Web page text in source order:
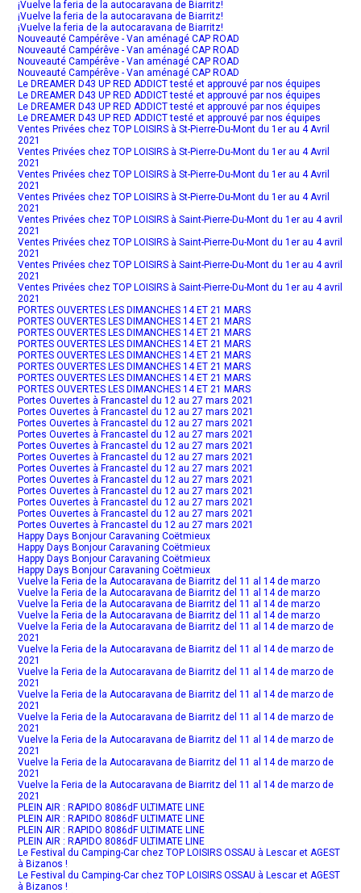
¡Vuelve la feria de la autocaravana de Biarritz!
¡Vuelve la feria de la autocaravana de Biarritz!
¡Vuelve la feria de la autocaravana de Biarritz!
Nouveauté Campérêve - Van aménagé CAP ROAD
Nouveauté Campérêve - Van aménagé CAP ROAD
Nouveauté Campérêve - Van aménagé CAP ROAD
Nouveauté Campérêve - Van aménagé CAP ROAD
Le DREAMER D43 UP RED ADDICT testé et approuvé par nos équipes
Le DREAMER D43 UP RED ADDICT testé et approuvé par nos équipes
Le DREAMER D43 UP RED ADDICT testé et approuvé par nos équipes
Le DREAMER D43 UP RED ADDICT testé et approuvé par nos équipes
Ventes Privées chez TOP LOISIRS à St-Pierre-Du-Mont du 1er au 4 Avril
2021
Ventes Privées chez TOP LOISIRS à St-Pierre-Du-Mont du 1er au 4 Avril
2021
Ventes Privées chez TOP LOISIRS à St-Pierre-Du-Mont du 1er au 4 Avril
2021
Ventes Privées chez TOP LOISIRS à St-Pierre-Du-Mont du 1er au 4 Avril
2021
Ventes Privées chez TOP LOISIRS à Saint-Pierre-Du-Mont du 1er au 4 avril
2021
Ventes Privées chez TOP LOISIRS à Saint-Pierre-Du-Mont du 1er au 4 avril
2021
Ventes Privées chez TOP LOISIRS à Saint-Pierre-Du-Mont du 1er au 4 avril
2021
Ventes Privées chez TOP LOISIRS à Saint-Pierre-Du-Mont du 1er au 4 avril
2021
PORTES OUVERTES LES DIMANCHES 14 ET 21 MARS
PORTES OUVERTES LES DIMANCHES 14 ET 21 MARS
PORTES OUVERTES LES DIMANCHES 14 ET 21 MARS
PORTES OUVERTES LES DIMANCHES 14 ET 21 MARS
PORTES OUVERTES LES DIMANCHES 14 ET 21 MARS
PORTES OUVERTES LES DIMANCHES 14 ET 21 MARS
PORTES OUVERTES LES DIMANCHES 14 ET 21 MARS
PORTES OUVERTES LES DIMANCHES 14 ET 21 MARS
Portes Ouvertes à Francastel du 12 au 27 mars 2021
Portes Ouvertes à Francastel du 12 au 27 mars 2021
Portes Ouvertes à Francastel du 12 au 27 mars 2021
Portes Ouvertes à Francastel du 12 au 27 mars 2021
Portes Ouvertes à Francastel du 12 au 27 mars 2021
Portes Ouvertes à Francastel du 12 au 27 mars 2021
Portes Ouvertes à Francastel du 12 au 27 mars 2021
Portes Ouvertes à Francastel du 12 au 27 mars 2021
Portes Ouvertes à Francastel du 12 au 27 mars 2021
Portes Ouvertes à Francastel du 12 au 27 mars 2021
Portes Ouvertes à Francastel du 12 au 27 mars 2021
Portes Ouvertes à Francastel du 12 au 27 mars 2021
Happy Days Bonjour Caravaning Coëtmieux
Happy Days Bonjour Caravaning Coëtmieux
Happy Days Bonjour Caravaning Coëtmieux
Happy Days Bonjour Caravaning Coëtmieux
Vuelve la Feria de la Autocaravana de Biarritz del 11 al 14 de marzo
Vuelve la Feria de la Autocaravana de Biarritz del 11 al 14 de marzo
Vuelve la Feria de la Autocaravana de Biarritz del 11 al 14 de marzo
Vuelve la Feria de la Autocaravana de Biarritz del 11 al 14 de marzo
Vuelve la Feria de la Autocaravana de Biarritz del 11 al 14 de marzo de
2021
Vuelve la Feria de la Autocaravana de Biarritz del 11 al 14 de marzo de
2021
Vuelve la Feria de la Autocaravana de Biarritz del 11 al 14 de marzo de
2021
Vuelve la Feria de la Autocaravana de Biarritz del 11 al 14 de marzo de
2021
Vuelve la Feria de la Autocaravana de Biarritz del 11 al 14 de marzo de
2021
Vuelve la Feria de la Autocaravana de Biarritz del 11 al 14 de marzo de
2021
Vuelve la Feria de la Autocaravana de Biarritz del 11 al 14 de marzo de
2021
Vuelve la Feria de la Autocaravana de Biarritz del 11 al 14 de marzo de
2021
PLEIN AIR : RAPIDO 8086dF ULTIMATE LINE
PLEIN AIR : RAPIDO 8086dF ULTIMATE LINE
PLEIN AIR : RAPIDO 8086dF ULTIMATE LINE
PLEIN AIR : RAPIDO 8086dF ULTIMATE LINE
Le Festival du Camping-Car chez TOP LOISIRS OSSAU à Lescar et AGEST
à Bizanos !
Le Festival du Camping-Car chez TOP LOISIRS OSSAU à Lescar et AGEST
à Bizanos !